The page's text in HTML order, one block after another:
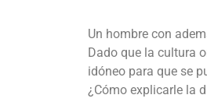
Un hombre con
Dado que la cultura
idóneo para que se
¿Cómo explicarle la